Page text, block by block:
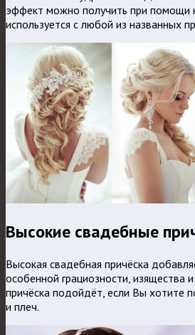
эффект можно получить при помощи
используется с любой из названных
Высокие свадебные
Высокая свадебная причёска
особенной грациозности, изящества
причёска подойдёт, если Вы хотите
и плеч.